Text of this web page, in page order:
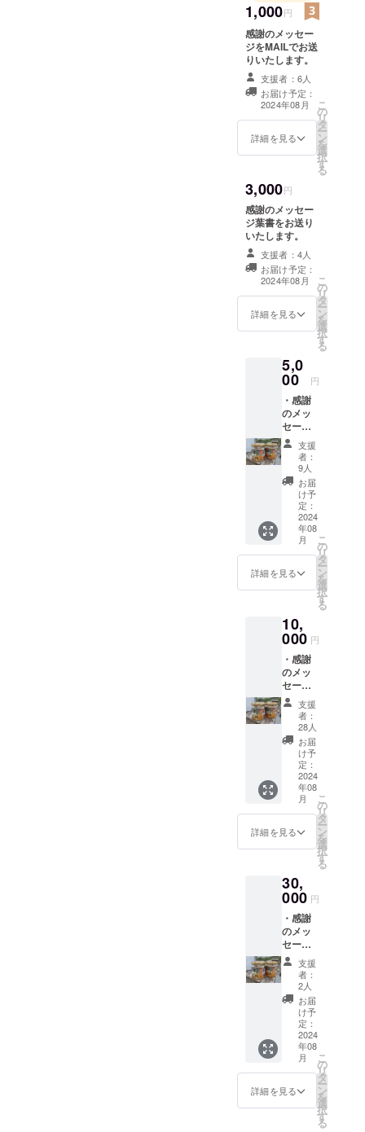
たため、農
学の道へ進
学
滋賀県立短
期大学（滋
賀県立大学
の前身）農
業部農学課
卒業
学、在学中
は水稲害虫
の調査、ヤ
マトアザミ
テントウの
飼育を経験
卒業後は就
職難の時代
め、一般職
のサラリー
２０代中
頃、 天職が
なかなか見
かったとき
に機が訪れ
センターで
農薬・肥料
担当着任
就学時代の
経験と探求
心が強かっ
たことで功
を奏し、
農薬の国家
資格（農業
用品目に限
る）を取得
その後店次
長まで昇進
するも、農
が減ったた
めやむなく
３０代～４
０代、大手
半導体洗浄
装置製造工
農業とは全
く無縁の、
電気回路設
1,000円
感謝のメッセー
ジをMAILでお送
りいたします。
支援者：6人
お届け予定：
2024年08月
詳細を見る
こ
の
リ
タ
ー
ン
を
選
択
す
る
3,000円
感謝のメッセー
ジ葉書をお送り
いたします。
支援者：4人
お届け予定：
2024年08月
詳細を見る
こ
の
リ
タ
ー
ン
を
選
択
す
る
5,0
00 円
・感謝
のメッ
セージ
葉書を
お送り
いたし
ます。
・国産
純粋生
はちみ
つ１瓶
（90g相
当）を
お送り
いたし
250g相
当の瓶
です。
※はちみ
つは一
歳未満
の乳児
およ
び、一
歳未満
の幼児
へ与え
ないで
くださ
い。 ※
原材料
及び添
お届け
商品の
に表記
されま
す。 商
品開封
前には
必ずお
届けの
リター
ンに貼
付され
たラベ
ルや注
意書き
をご確
支援
者：
9人
お届
け予
定：
2024
年08
月
詳細を見る
こ
の
リ
タ
ー
ン
を
選
択
す
る
10,
000 円
・感謝
のメッ
セージ
葉書を
お送り
いたし
ます。
・国産
純粋生
はちみ
つ１瓶
（250g
相当）
をお送
りいた
写真は
250g相
当の瓶
です。
※はちみ
つは一
歳未満
の乳児
およ
び、一
歳未満
の幼児
へ与え
ないで
くださ
い。 ※
原材料
支援
者：
28人
お届
け予
定：
2024
年08
月
詳細を見る
こ
の
リ
タ
ー
ン
を
選
択
す
る
30,
000 円
・感謝
のメッ
セージ
葉書を
お送り
いたし
ます。
・国産
純粋生
はちみ
つ２瓶
（800g
相当）
をお送
りいた
支援
者：
2人
お届
け予
定：
2024
年08
月
詳細を見る
こ
の
リ
タ
ー
ン
を
選
択
す
る